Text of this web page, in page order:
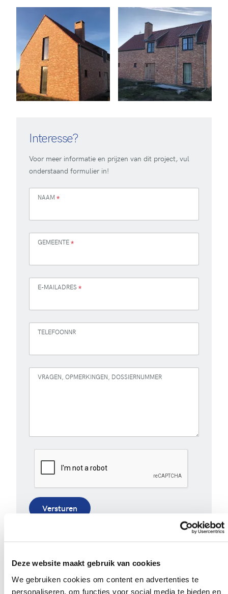
Deze website maakt gebruik van cookies
We gebruiken cookies om content en advertenties te
personaliseren, om functies voor social media te bieden en
Interesse?
Voor meer informatie en prijzen van dit project, vul
onderstaand formulier in!
NAAM *
GEMEENTE*
E-MAILADRES *
TELEFOONNR
VRAGEN, OPMERKINGEN, DOSSIERNUMMER
Versturen
opmerking. Bekijk ons volledigprivacybeleid